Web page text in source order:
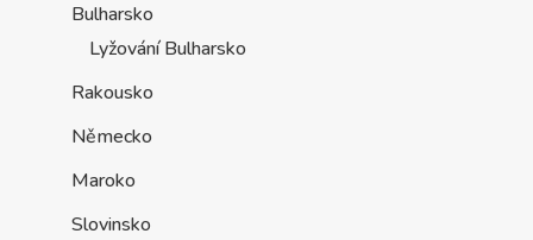
Bulharsko
Lyžování Bulharsko
Rakousko
Německo
Maroko
Slovinsko